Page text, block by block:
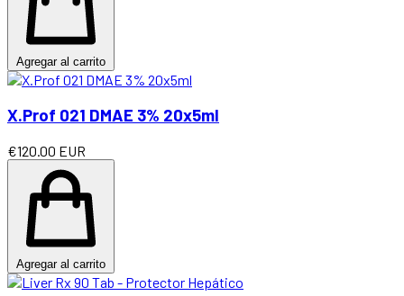
Agregar al carrito
X.Prof 021 DMAE 3% 20x5ml
€120.00 EUR
Agregar al carrito